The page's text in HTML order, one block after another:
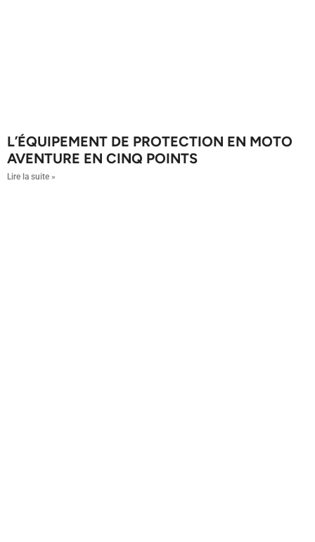
L’ÉQUIPEMENT DE PROTECTION EN MOTO
AVENTURE EN CINQ POINTS
Lire la suite »